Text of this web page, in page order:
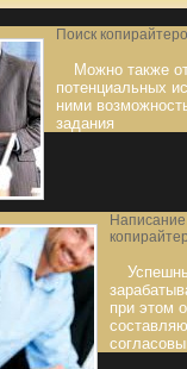
Поиск
Можно также
потенциальных
ними
задания
при этом